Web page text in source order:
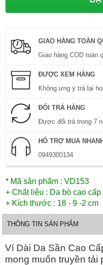
GIAO HÀNG TOÀN
Giao hàng COD toàn
ĐƯỢC XEM HÀNG
Không ưng ý trả lại
ĐỔI TRẢ HÀNG
Được đổi trả trong 7
HỔ TRỢ MUA NHANH
0949300134
* Mã sản phẩm : VD153
+ Chất liệu : Da bò cao cấp
+ Kích thước : 18 - 9 -2 cm
THÔNG TIN SẢN PHẨM
Ví Dài Da Sần Cao
mong muốn truyền tải